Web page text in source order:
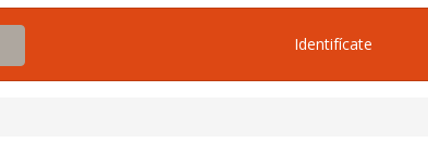
Identifícate